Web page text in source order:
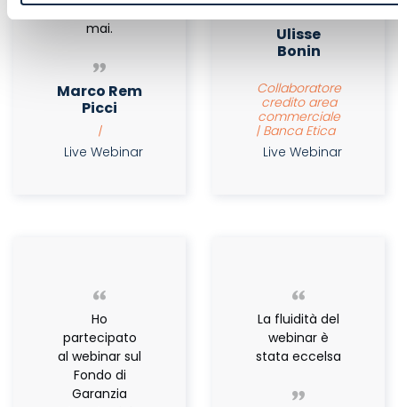
non guasta
mai.
Marco Rem
Picci
|
Live Webinar
Ulisse
Bonin
Collaboratore
credito area
commerciale
| Banca Etica
Live Webinar
Ho
partecipato
al webinar sul
Fondo di
Garanzia
La fluidità del
webinar è
stata eccelsa